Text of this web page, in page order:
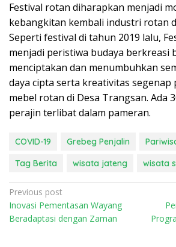
Festival rotan diharapkan menjadi
kebangkitan kembali industri rotan
Seperti festival di tahun 2019 lalu,
menjadi peristiwa budaya berkreasi
menciptakan dan menumbuhkan
daya cipta serta kreativitas segenap
mebel rotan di Desa Trangsan. Ada
perajin terlibat dalam pameran.
COVID-19 Grebeg Penjalin
Tag Berita
wisata jateng wisata
P
o
s
Previous post
Inovasi Pementasan Wayang
Beradaptasi dengan Zaman